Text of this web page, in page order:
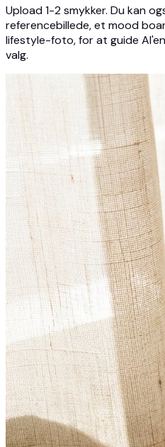
Upload 1-2 smykker. Du kan
referencebillede, et mood
lifestyle-foto, for at guide
valg.